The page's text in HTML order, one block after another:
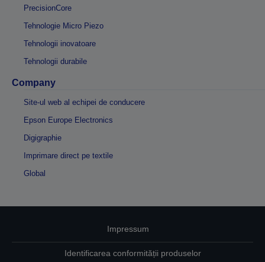
PrecisionCore
Tehnologie Micro Piezo
Tehnologii inovatoare
Tehnologii durabile
Company
Site-ul web al echipei de conducere
Epson Europe Electronics
Digigraphie
Imprimare direct pe textile
Global
Impressum
Identificarea conformității produselor